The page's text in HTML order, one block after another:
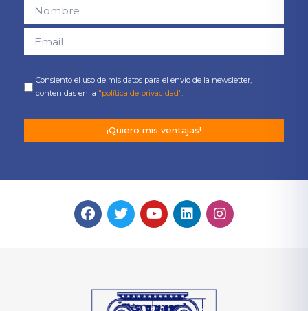
Consiento el uso de mis datos para el envío de la newsletter,
contenidas en la "política de privacidad".
¡Quiero mis ventajas!